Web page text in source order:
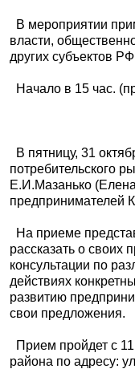
В мероприятии
власти,
других субъектов
Начало в 15 час.
В пятницу, 31
потребительского
Е.И.Мазанько
предпринимателей
На приеме
рассказать о своих
консультации по
действиях
развитию
свои предложения.
Прием пройдет с
района по адресу: